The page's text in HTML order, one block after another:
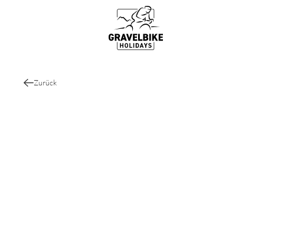
Gravelbike Touren
Top Gravel Bike Routen & Strecken
Zurück